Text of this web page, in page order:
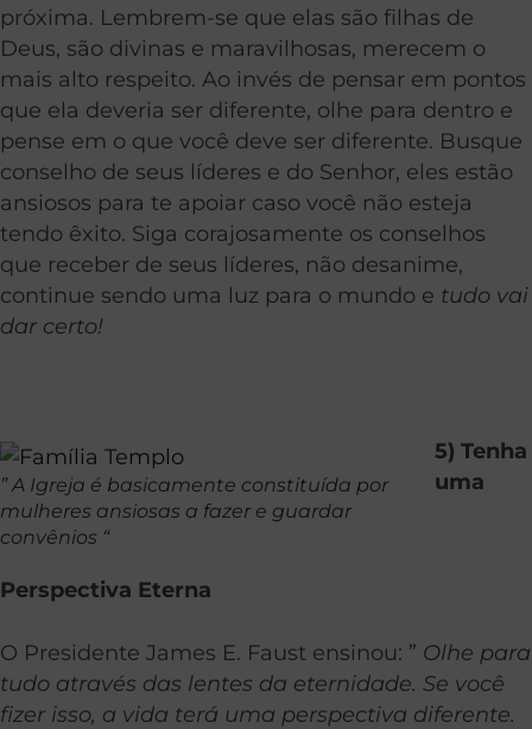
próxima. Lembrem-se que elas são filhas de
Deus, são divinas e maravilhosas, merecem o
mais alto respeito. Ao invés de pensar em pontos
que ela deveria ser diferente, olhe para dentro e
pense em o que você deve ser diferente. Busque
conselho de seus líderes e do Senhor, eles estão
ansiosos para te apoiar caso você não esteja
tendo êxito. Siga corajosamente os conselhos
que receber de seus líderes, não desanime,
continue sendo uma luz para o mundo e tudo vai
dar certo!
” A Igreja é basicamente constituída por
mulheres ansiosas a fazer e guardar
convênios “
5) Tenha
uma
Perspectiva Eterna
O Presidente James E. Faust ensinou: ” Olhe para
tudo através das lentes da eternidade. Se você
fizer isso, a vida terá uma perspectiva diferente.